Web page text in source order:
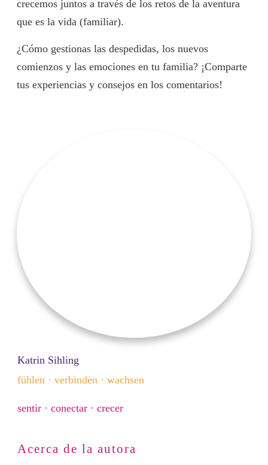
crecemos juntos a través de los retos de la aventura
que es la vida (familiar).
¿Cómo gestionas las despedidas, los nuevos
comienzos y las emociones en tu familia? ¡Comparte
tus experiencias y consejos en los comentarios!
Katrin Sihling
fühlen · verbinden · wachsen
sentir · conectar · crecer
Acerca de la autora